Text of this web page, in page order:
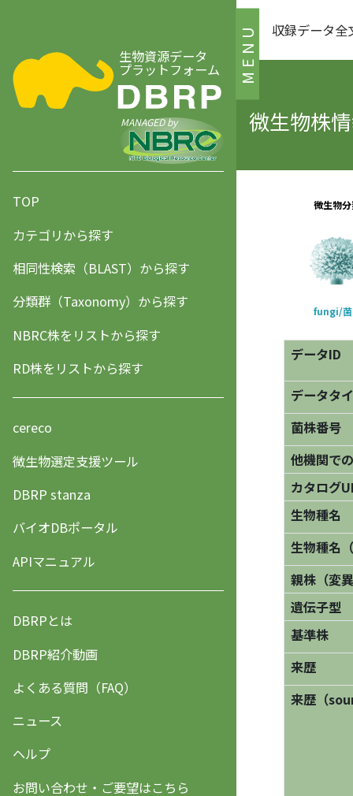
MENU
生物資源データ
プラットフォーム
MANAGED by
TOP
カテゴリから探す
相同性検索（BLAST）から探す
分類群（Taxonomy）から探す
NBRC株をリストから探す
RD株をリストから探す
cereco
微生物選定支援ツール
DBRP stanza
バイオDBポータル
APIマニュアル
DBRPとは
DBRP紹介動画
よくある質問（FAQ）
ニュース
ヘルプ
お問い合わせ・ご要望はこちら
収録データ全
微生物株
データID
データタ
菌株番号
他機関で
カタログ
生物種名
生物種名
親株（変
遺伝子型
基準株
来歴
来歴（